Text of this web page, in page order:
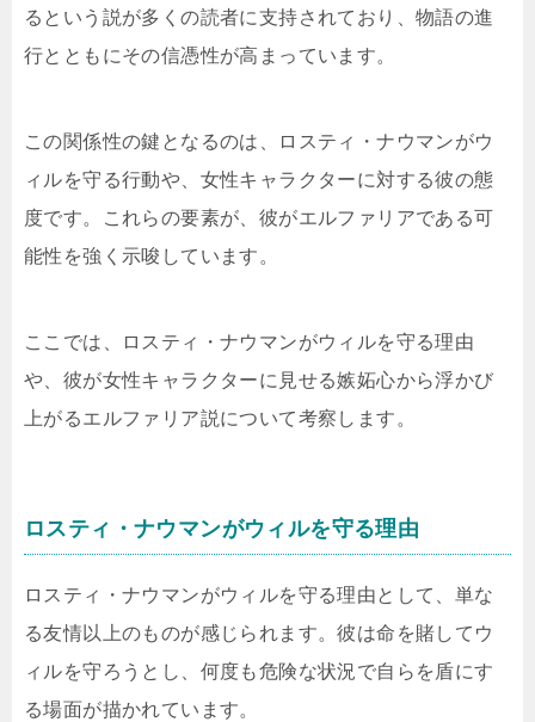
るという説が多くの読者に支持されており、物語の進
行とともにその信憑性が高まっています。
この関係性の鍵となるのは、ロスティ・ナウマンがウ
ィルを守る行動や、女性キャラクターに対する彼の態
度です。これらの要素が、彼がエルファリアである可
能性を強く示唆しています。
ここでは、ロスティ・ナウマンがウィルを守る理由
や、彼が女性キャラクターに見せる嫉妬心から浮かび
上がるエルファリア説について考察します。
ロスティ・ナウマンがウィルを守る理由
ロスティ・ナウマンがウィルを守る理由として、単な
る友情以上のものが感じられます。彼は命を賭してウ
ィルを守ろうとし、何度も危険な状況で自らを盾にす
る場面が描かれています。